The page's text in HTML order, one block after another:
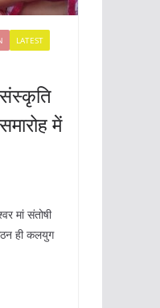
LATEST
में
मां संतोषी
ही कलयुग